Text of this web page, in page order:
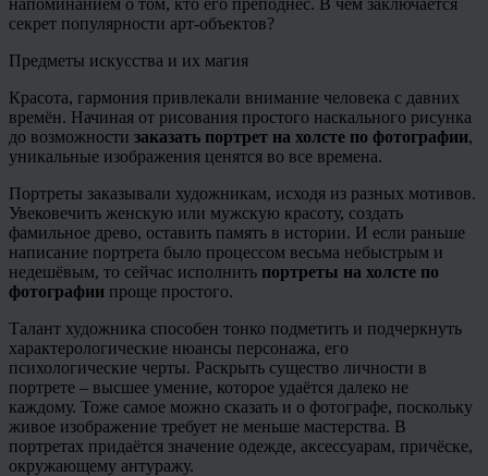
секрет популярности арт-объектов?
Предметы искусства и их магия
Красота, гармония привлекали внимание человека с давних
времён. Начиная от рисования простого наскального рисунка
до возможности заказать портрет на холсте по фотографии,
уникальные изображения ценятся во все времена.
Портреты заказывали художникам, исходя из разных мотивов.
Увековечить женскую или мужскую красоту, создать
фамильное древо, оставить память в истории. И если раньше
написание портрета было процессом весьма небыстрым и
недешёвым, то сейчас исполнить портреты на холсте по
фотографии проще простого.
Талант художника способен тонко подметить и подчеркнуть
характерологические нюансы персонажа, его
психологические черты. Раскрыть существо личности в
портрете – высшее умение, которое удаётся далеко не
каждому. Тоже самое можно сказать и о фотографе, поскольку
живое изображение требует не меньше мастерства. В
портретах придаётся значение одежде, аксессуарам, причёске,
окружающему антуражу.